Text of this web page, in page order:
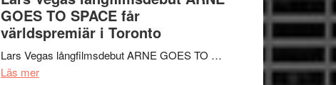
storform
Vem
kan
styra
Mauri?
GOES TO SPACE får
världspremiär i Toronto
Lars Vegas långfilmsdebut ARNE GOES TO …
Läs merom